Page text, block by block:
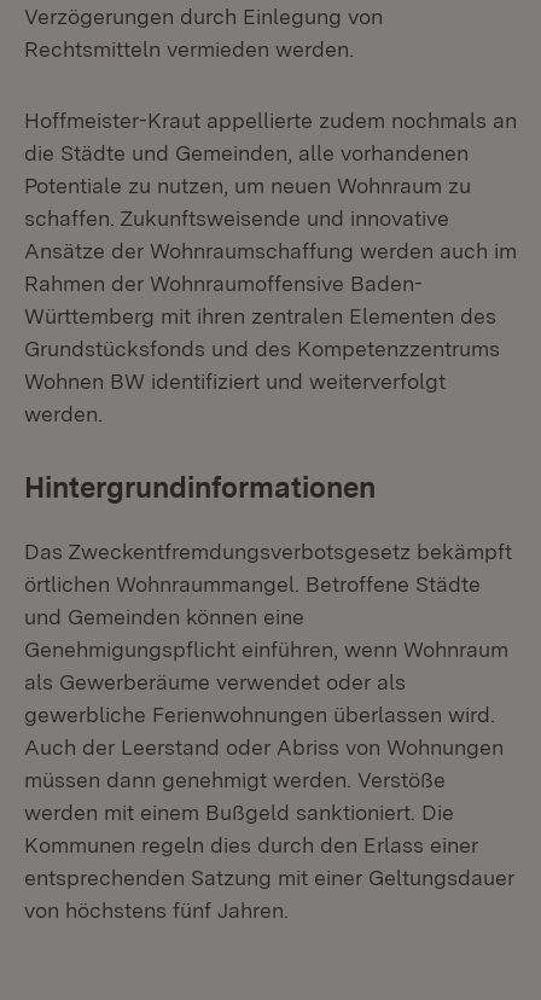
Verzögerungen durch Einlegung von
Rechtsmitteln vermieden werden.
Hoffmeister-Kraut appellierte zudem nochmals an
die Städte und Gemeinden, alle vorhandenen
Potentiale zu nutzen, um neuen Wohnraum zu
schaffen. Zukunftsweisende und innovative
Ansätze der Wohnraumschaffung werden auch im
Rahmen der Wohnraumoffensive Baden-
Württemberg mit ihren zentralen Elementen des
Grundstücksfonds und des Kompetenzzentrums
Wohnen BW identifiziert und weiterverfolgt
werden.
Hintergrundinformationen
Das Zweckentfremdungsverbotsgesetz bekämpft
örtlichen Wohnraummangel. Betroffene Städte
und Gemeinden können eine
Genehmigungspflicht einführen, wenn Wohnraum
als Gewerberäume verwendet oder als
gewerbliche Ferienwohnungen überlassen wird.
Auch der Leerstand oder Abriss von Wohnungen
müssen dann genehmigt werden. Verstöße
werden mit einem Bußgeld sanktioniert. Die
Kommunen regeln dies durch den Erlass einer
entsprechenden Satzung mit einer Geltungsdauer
von höchstens fünf Jahren.